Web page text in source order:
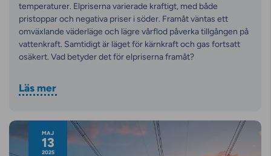
temperaturer. Elpriserna varierade kraftigt, med både
pristoppar och negativa priser i söder. Framåt väntas ett
omväxlande väderläge och lägre vårflod påverka tillgången på
vattenkraft. Samtidigt är läget för kärnkraft och gas fortsatt
osäkert. Vad betyder det för elpriserna framåt?
Läs mer
MAJ
13
2025